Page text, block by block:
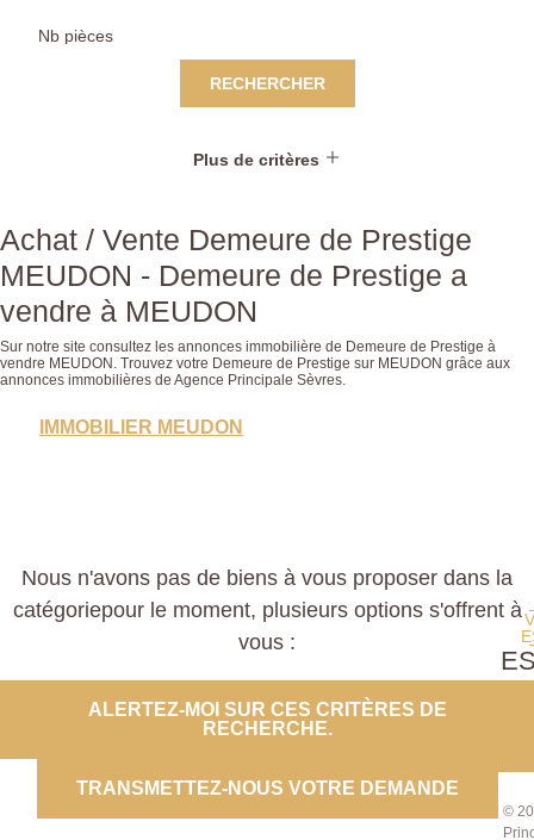
RECHERCHER
Plus de critères
Achat / Vente Demeure de Prestige
MEUDON - Demeure de Prestige a
vendre à MEUDON
Sur notre site consultez les annonces immobilière de Demeure de Prestige à
vendre MEUDON. Trouvez votre Demeure de Prestige sur MEUDON grâce aux
annonces immobilières de Agence Principale Sèvres.
IMMOBILIER MEUDON
Nous n'avons pas de biens à vous proposer dans la
catégoriepour le moment, plusieurs options s'offrent à
vous :
ALERTEZ-MOI SUR CES CRITÈRES DE
RECHERCHE.
TRANSMETTEZ-NOUS VOTRE DEMANDE
©